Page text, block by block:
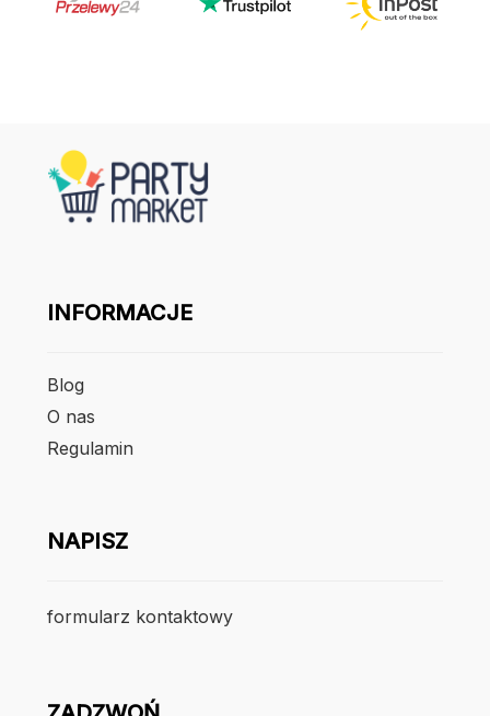
INFORMACJE
Blog
O nas
Regulamin
NAPISZ
formularz kontaktowy